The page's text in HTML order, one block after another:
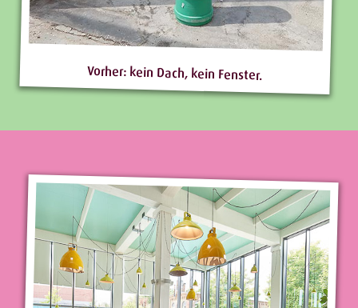
Vorher: kein Dach, kein Fenster.